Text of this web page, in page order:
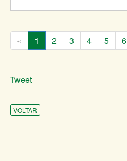
« 1 2 3 4 5 6
Tweet
VOLTAR